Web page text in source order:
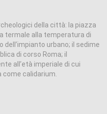
della città: la piazza
termale alla temperatura di
dell’impianto urbano; il sedime
di corso Roma; il
all’età imperiale di cui
calidarium.